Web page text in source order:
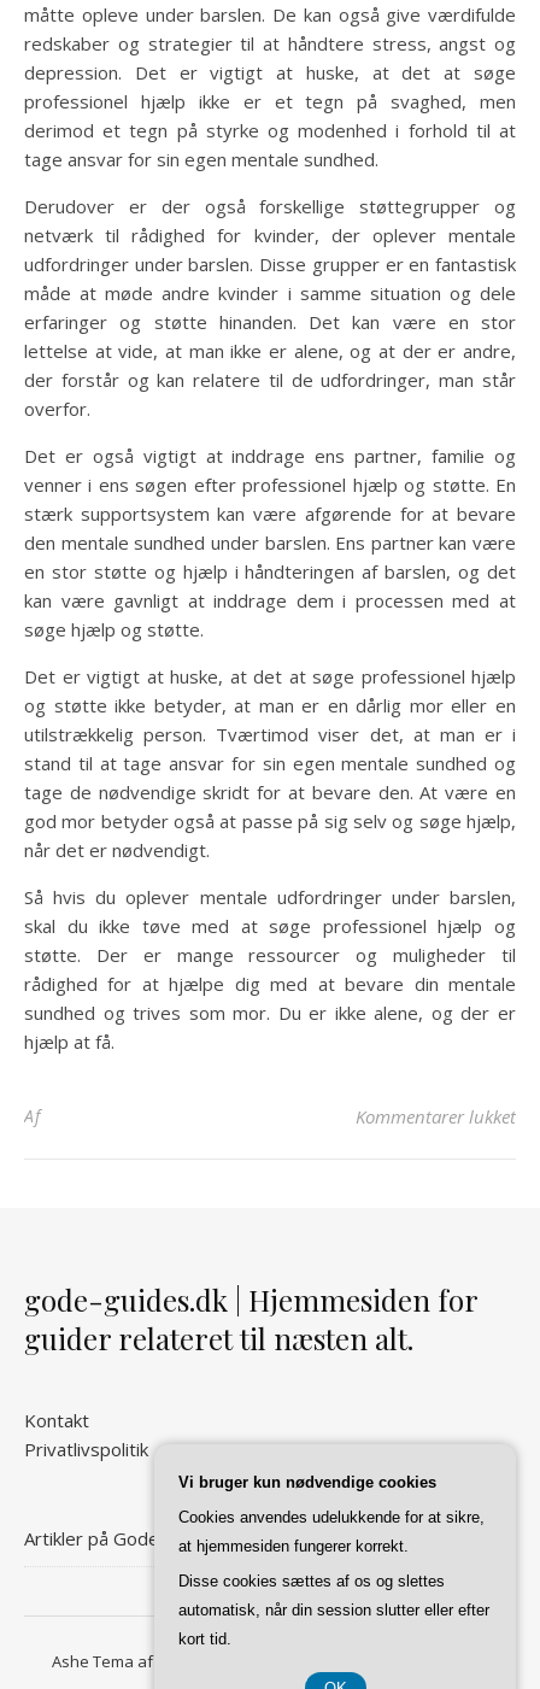
måtte opleve under barslen. De kan også give værdifulde
redskaber og strategier til at håndtere stress, angst og
depression. Det er vigtigt at huske, at det at søge
professionel hjælp ikke er et tegn på svaghed, men
derimod et tegn på styrke og modenhed i forhold til at
tage ansvar for sin egen mentale sundhed.
Derudover er der også forskellige støttegrupper og
netværk til rådighed for kvinder, der oplever mentale
udfordringer under barslen. Disse grupper er en fantastisk
måde at møde andre kvinder i samme situation og dele
erfaringer og støtte hinanden. Det kan være en stor
lettelse at vide, at man ikke er alene, og at der er andre,
der forstår og kan relatere til de udfordringer, man står
overfor.
Det er også vigtigt at inddrage ens partner, familie og
venner i ens søgen efter professionel hjælp og støtte. En
stærk supportsystem kan være afgørende for at bevare
den mentale sundhed under barslen. Ens partner kan være
en stor støtte og hjælp i håndteringen af barslen, og det
kan være gavnligt at inddrage dem i processen med at
søge hjælp og støtte.
Det er vigtigt at huske, at det at søge professionel hjælp
og støtte ikke betyder, at man er en dårlig mor eller en
utilstrækkelig person. Tværtimod viser det, at man er i
stand til at tage ansvar for sin egen mentale sundhed og
tage de nødvendige skridt for at bevare den. At være en
god mor betyder også at passe på sig selv og søge hjælp,
når det er nødvendigt.
Så hvis du oplever mentale udfordringer under barslen,
skal du ikke tøve med at søge professionel hjælp og
støtte. Der er mange ressourcer og muligheder til
rådighed for at hjælpe dig med at bevare din mentale
sundhed og trives som mor. Du er ikke alene, og der er
hjælp at få.
Af Kommentarer lukkettil
gode-guides.dk | Hjemmesiden for
guider relateret til næsten alt.
Kontakt
Privatlivspolitik
Artikler på Gode Guides
Ashe Tema af
Vi bruger kun nødvendige cookies
Cookies anvendes udelukkende for at sikre,
at hjemmesiden fungerer korrekt.
Disse cookies sættes af os og slettes
automatisk, når din session slutter eller efter
kort tid.